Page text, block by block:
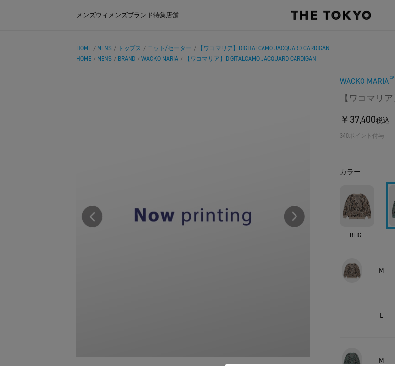
メンズウィメンズブランド特集店舗
HOME / MENS / トップス / ニット/セーター /
【ワコマリア】DIGITALCAMO JACQUARD CARDIGAN
HOME / MENS / BRAND / WACKO MARIA / 【ワコマリア】DIGITALCAMO JACQUARD CARDIGAN
WACKO MARIA
【ワコマリア
￥37,400税込
340ポイント付与
カラー
BEIGE
M
L
M